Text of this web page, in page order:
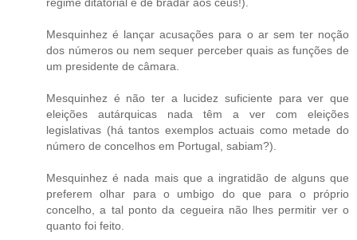
Mesquinhez é lançar acusações para o ar sem ter noção
dos números ou nem sequer perceber quais as funções de
um presidente de câmara.
Mesquinhez é não ter a lucidez suficiente para ver que
eleições autárquicas nada têm a ver com eleições
legislativas (há tantos exemplos actuais como metade do
número de concelhos em Portugal, sabiam?).
Mesquinhez é nada mais que a ingratidão de alguns que
preferem olhar para o umbigo do que para o próprio
concelho, a tal ponto da cegueira não lhes permitir ver o
quanto foi feito.